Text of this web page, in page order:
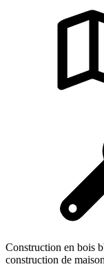
Construction en bois
construction de